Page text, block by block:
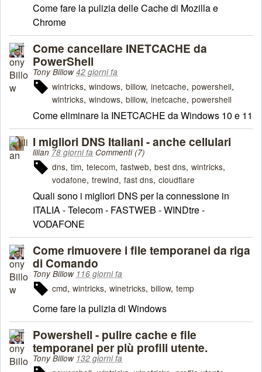
Come fare la pulizia delle Cache di Mozilla e
Chrome
Come cancellare INETCACHE da
PowerShell
Tony Billow 42 giorni fa
wintricks windows billow inetcache powershell
wintricks windows billow inetcache powershell
Come eliminare la INETCACHE da Windows 10 e 11
I migliori DNS Italiani - anche cellulari
lilian 78 giorni fa Commenti (7)
dns tim telecom fastweb best dns wintricks
vodafone trewind fast dns cloudflare
Quali sono i migliori DNS per la connessione in
ITALIA - Telecom - FASTWEB - WINDtre -
VODAFONE
Come rimuovere i file temporanei da riga
di Comando
Tony Billow 116 giorni fa
cmd wintricks winetricks billow temp
Come fare la pulizia di Windows
Powershell - pulire cache e file
temporanei per più profili utente.
Tony Billow 132 giorni fa